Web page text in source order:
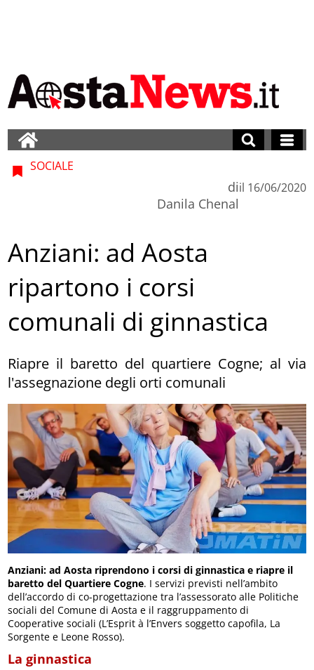
SOCIALE
di
Danila Chenal
il 16/06/2020
Anziani: ad Aosta
ripartono i corsi
comunali di ginnastica
Riapre il baretto del quartiere Cogne; al via
l'assegnazione degli orti comunali
Anziani: ad Aosta riprendono i corsi di ginnastica e riapre il
baretto del Quartiere Cogne. I servizi previsti nell’ambito
dell’accordo di co-progettazione tra l’assessorato alle Politiche
sociali del Comune di Aosta e il raggruppamento di
Cooperative sociali (L’Esprit à l’Envers soggetto capofila, La
Sorgente e Leone Rosso).
La ginnastica